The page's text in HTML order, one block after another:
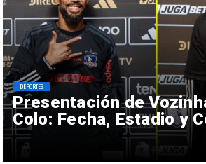
Presentación de
Colo: Fecha, Estadio y
DEPORTES